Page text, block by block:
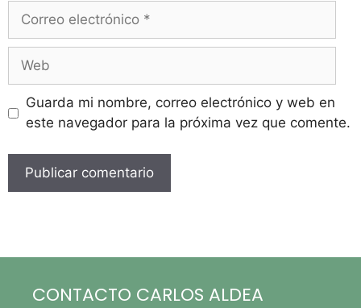
Guarda mi nombre, correo electrónico y web en
este navegador para la próxima vez que comente.
CONTACTO CARLOS ALDEA